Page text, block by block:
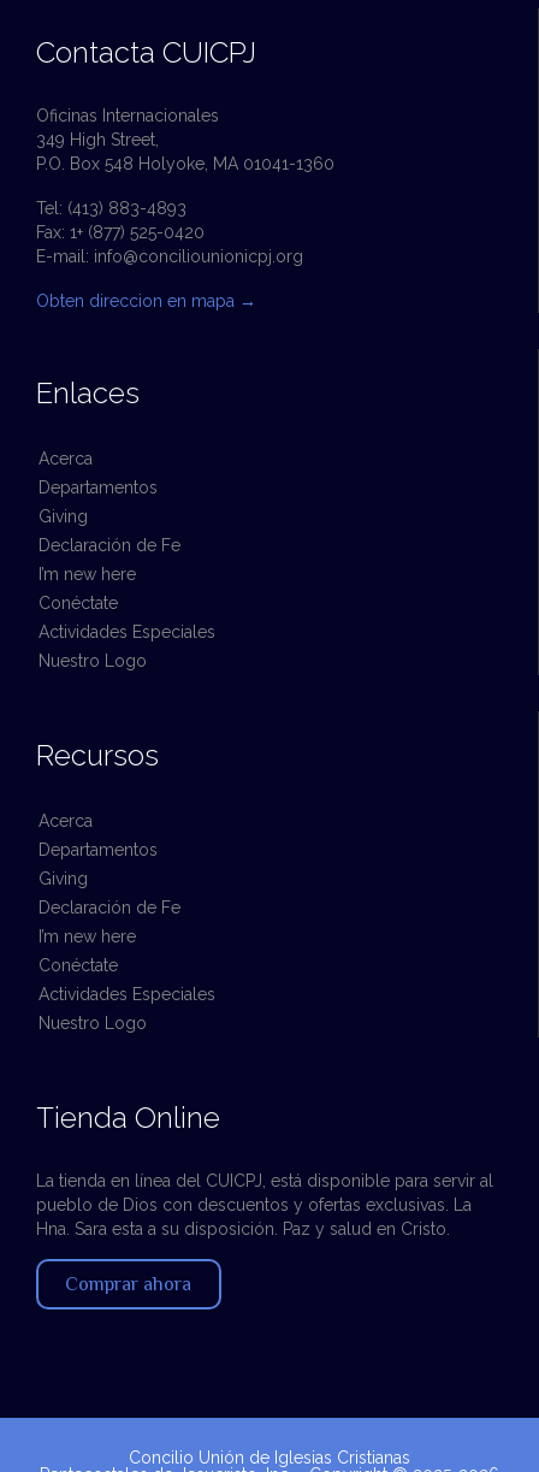
Contacta CUICPJ
Oficinas Internacionales
349 High Street,
P.O. Box 548 Holyoke, MA 01041-1360
Tel: (413) 883-4893
Fax: 1+ (877) 525-0420
E-mail: info@conciliounionicpj.org
Obten direccion en mapa →
Enlaces
Acerca
Departamentos
Giving
Declaración de Fe
I’m new here
Conéctate
Actividades Especiales
Nuestro Logo
Recursos
Acerca
Departamentos
Giving
Declaración de Fe
I’m new here
Conéctate
Actividades Especiales
Nuestro Logo
Tienda Online
La tienda en línea del CUICPJ, está disponible para servir al
pueblo de Dios con descuentos y ofertas exclusivas. La
Hna. Sara esta a su disposición. Paz y salud en Cristo.
Comprar ahora
Concilio Unión de Iglesias Cristianas